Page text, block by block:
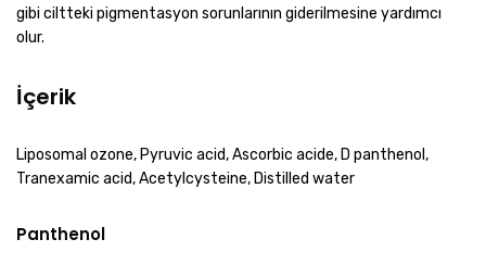
gibi ciltteki pigmentasyon sorunlarının giderilmesine yardımcı
olur.
İçerik
Liposomal ozone, Pyruvic acid, Ascorbic acide, D panthenol,
Tranexamic acid, Acetylcysteine, Distilled water
Panthenol